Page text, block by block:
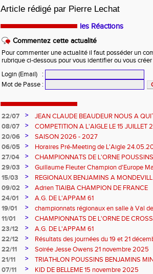
Article rédigé par Pierre Lechat
les Réactions
Commentez cette actualité
Pour commenter une actualité il faut posséder un
rubrique ci-dessous pour vous identifier ou vous
Login (Email)
:
Mot de Passe :
22/07 >
JEAN CLAUDE BEAUDEUR NOUS A
08/07
>
COMPETITION A L'AIGLE LE 15 JUILLET
DES EPREUVES REPORTE A 20 H 45
20/06 >
SAISON 2026 - 2027
06/05
>
Horaires Pré-Meeting de L'Aigle
27/04
>
CHAMPIONNATS DE L'ORNE
L'AIGLE
29/03 >
Guillaume Fleuter Champion d'Europe
15/03
>
REGIONAUX BENJAMINS A
09/02
>
Adrien TIAIBA CHAMPION DE FRANCE
24/01
>
A.G. DE L'APPAM 61
19/01
>
championnats régionaux en salle à Val
11/01
>
CHAMPIONNATS DE L'ORNE DE
2026 et REGIONAUX D'EPREUVES
23/12 >
A.G. DE L'APPAM 61
22/12
>
Résultats des journées du 19 et 21
22/11
>
Soirée Jesse Owens 21 novembre 2025
21/11
>
TRIATHLON POUSSINS BENJAMINS
07/11
>
KID DE BELLEME 15 novembre 2025